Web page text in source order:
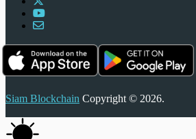
Siam Blockchain Copyright © 2026.